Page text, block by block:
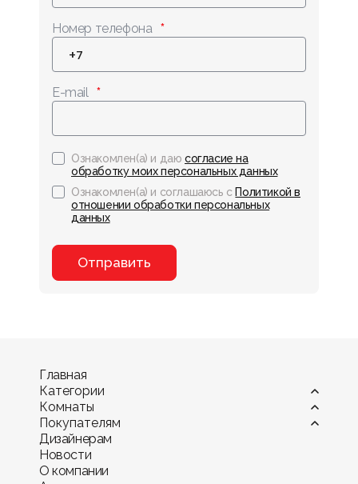
Номер телефона
E-mail
Ознакомлен(а) и даю согласие на
обработку моих персональных данных
Ознакомлен(а) и соглашаюсь с Политикой в
отношении обработки персональных
данных
Отправить
Главная
Категории
Витрины
Диваны
Камины
Комоды и тумбы
Кресла
Комнаты
Гостиная
Детская комната
Кухня
Офис и кабинет
Покупателям
Оплата
Мебель в рассрочку и кредит
Гарантия
Дизайнерам
Новости
О компании